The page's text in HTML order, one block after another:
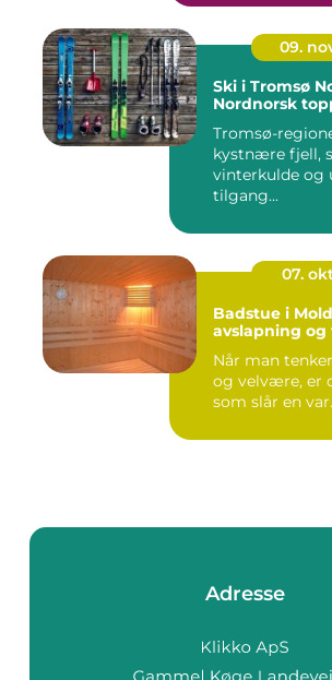
09.
Ski i Tromsø
Nordnorsk
Tromsø-
kystnære fjell,
vinterkulde og
tilgang...
07.
Badstue i
avslapning
Når man
og velvære, er
som slår en
Adresse